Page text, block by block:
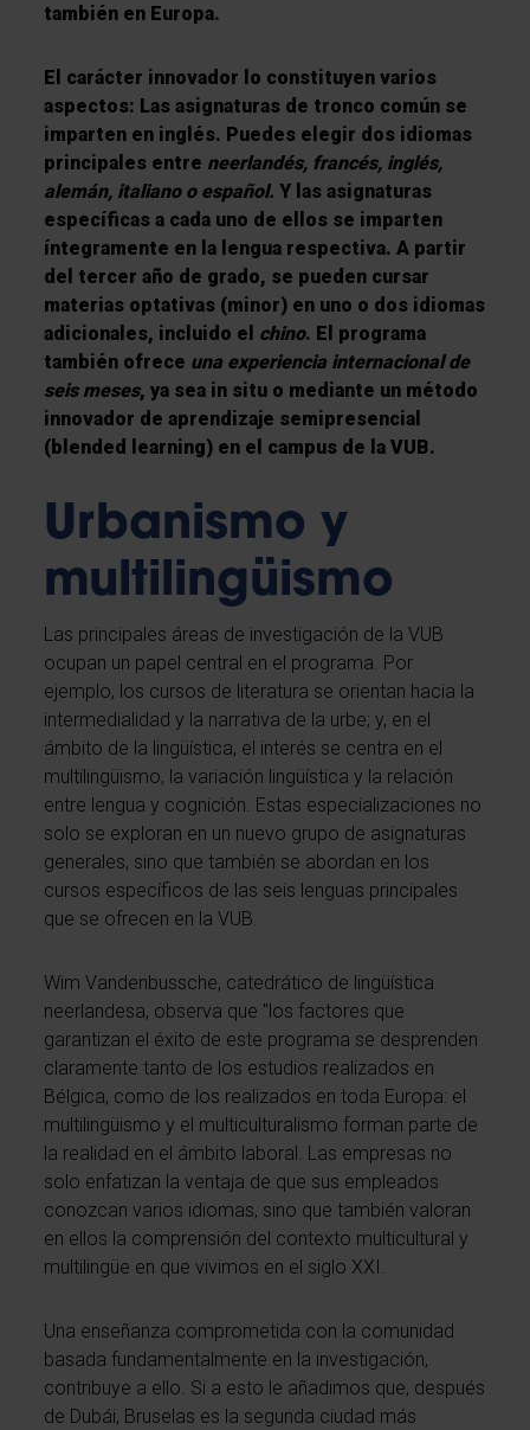
también en Europa.
El carácter innovador lo constituyen varios
aspectos: Las asignaturas de tronco común se
imparten en inglés. Puedes elegir dos idiomas
principales entre neerlandés, francés, inglés,
alemán, italiano o español. Y las asignaturas
específicas a cada uno de ellos se imparten
íntegramente en la lengua respectiva. A partir
del tercer año de grado, se pueden cursar
materias optativas (minor) en uno o dos idiomas
adicionales, incluido el chino. El programa
también ofrece una experiencia internacional de
seis meses, ya sea in situ o mediante un método
innovador de aprendizaje semipresencial
(blended learning) en el campus de la VUB.
Urbanismo y
multilingüismo
Las principales áreas de investigación de la VUB
ocupan un papel central en el programa. Por
ejemplo, los cursos de literatura se orientan hacia la
intermedialidad y la narrativa de la urbe; y, en el
ámbito de la lingüística, el interés se centra en el
multilingüismo, la variación lingüística y la relación
entre lengua y cognición. Estas especializaciones no
solo se exploran en un nuevo grupo de asignaturas
generales, sino que también se abordan en los
cursos específicos de las seis lenguas principales
que se ofrecen en la VUB.
Wim Vandenbussche, catedrático de lingüística
neerlandesa, observa que "los factores que
garantizan el éxito de este programa se desprenden
claramente tanto de los estudios realizados en
Bélgica, como de los realizados en toda Europa: el
multilingüismo y el multiculturalismo forman parte de
la realidad en el ámbito laboral. Las empresas no
solo enfatizan la ventaja de que sus empleados
conozcan varios idiomas, sino que también valoran
en ellos la comprensión del contexto multicultural y
multilingüe en que vivimos en el siglo XXI.
Una enseñanza comprometida con la comunidad
basada fundamentalmente en la investigación,
contribuye a ello. Si a esto le añadimos que, después
de Dubái, Bruselas es la segunda ciudad más